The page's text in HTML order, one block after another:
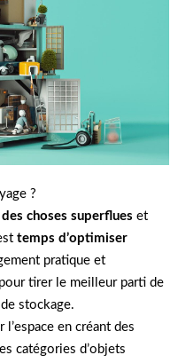
?
des choses superflues et
temps d’optimiser
pratique et
tirer le meilleur parti de
stockage.
l’espace en créant des
catégories d’objets